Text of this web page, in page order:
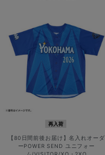
再入荷
【80日間前後お届け】名入れオーダ
ーPOWER SEND ユニフォー